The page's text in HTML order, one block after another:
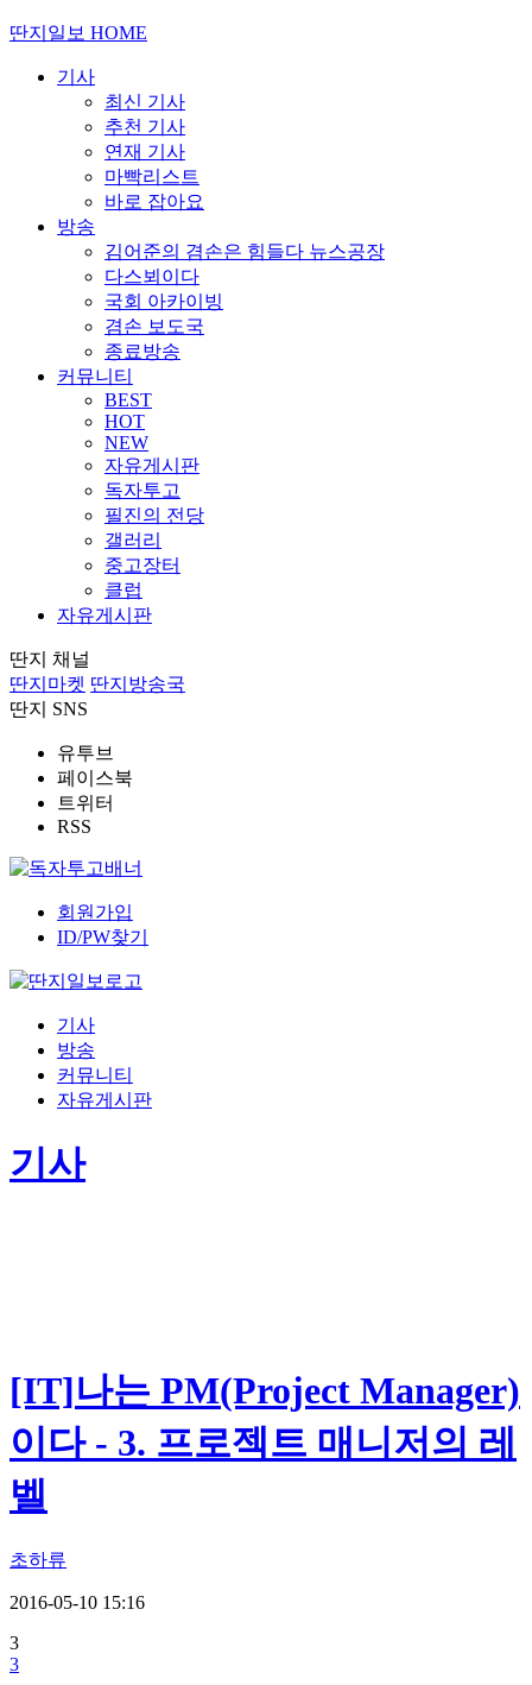
딴지일보 HOME
기사
최신 기사
추천 기사
연재 기사
마빡리스트
바로 잡아요
방송
김어준의 겸손은 힘들다 뉴스공장
다스뵈이다
국회 아카이빙
겸손 보도국
종료방송
커뮤니티
BEST
HOT
NEW
자유게시판
독자투고
필진의 전당
갤러리
중고장터
클럽
자유게시판
딴지 채널
딴지마켓 딴지방송국
딴지 SNS
유투브
페이스북
트위터
RSS
회원가입
ID/PW찾기
기사
방송
커뮤니티
자유게시판
기사
[IT]나는 PM(Project Manager)
이다 - 3. 프로젝트 매니저의 레
벨
초하류
2016-05-10 15:16
3
3